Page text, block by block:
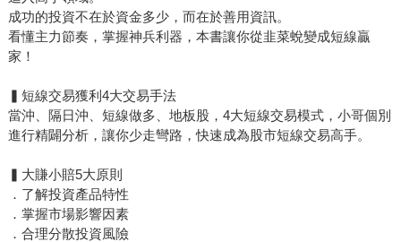
成功的投資不在於資金多少，而在於善用資訊。
看懂主力節奏，掌握神兵利器，本書讓你從韭菜蛻變成短線贏
家！
▍短線交易獲利4大交易手法
當沖、隔日沖、短線做多、地板股，4大短線交易模式，小哥個別
進行精闢分析，讓你少走彎路，快速成為股市短線交易高手。
▍大賺小賠5大原則
．了解投資產品特性
．掌握市場影響因素
．合理分散投資風險